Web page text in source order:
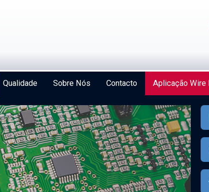
Qualidade Sobre Nós Contacto Aplicação Wire